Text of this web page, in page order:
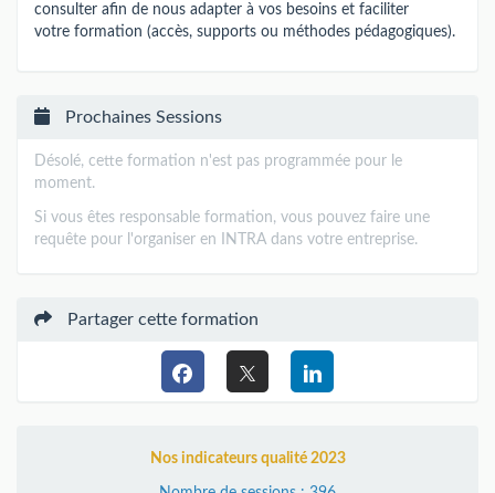
consulter afin de nous adapter à vos besoins et faciliter
votre formation (accès, supports ou méthodes pédagogiques).
Prochaines Sessions
Désolé, cette formation n'est pas programmée pour le
moment.
Si vous êtes responsable formation, vous pouvez faire une
requête pour l'organiser en INTRA dans votre entreprise.
Partager cette formation
Nos indicateurs qualité 2023